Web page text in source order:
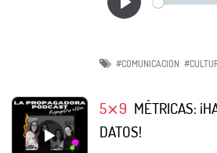
#COMUNICACION
5⨯9 MÉTRICAS:
DATOS!